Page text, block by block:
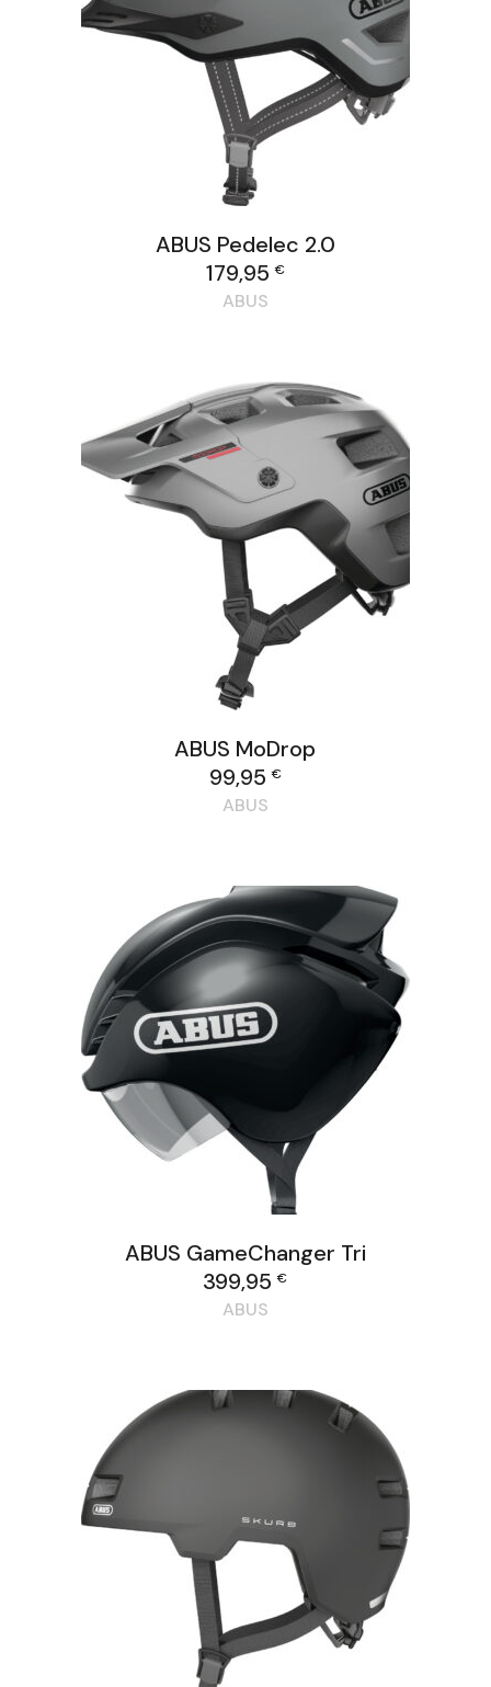
ABUS Pedelec 2.0
179,95€
ABUS
ABUS MoDrop
99,95€
ABUS
ABUS GameChanger Tri
399,95€
ABUS